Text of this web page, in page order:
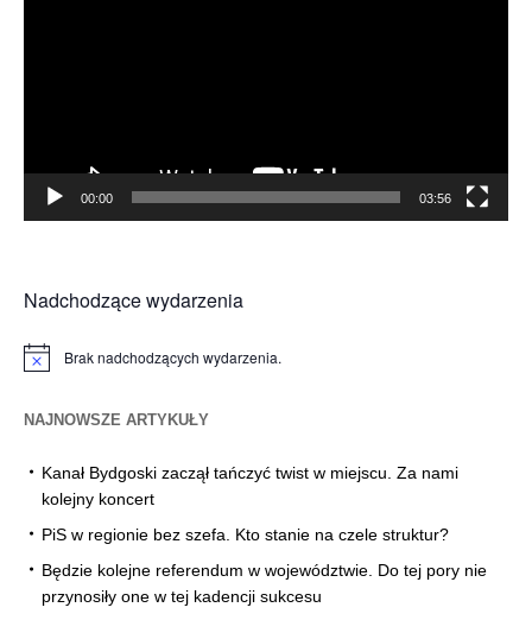
00:00 03:56
Nadchodzące wydarzenia
Powiadomienie
Brak nadchodzących wydarzenia.
NAJNOWSZE ARTYKUŁY
Kanał Bydgoski zaczął tańczyć twist w miejscu. Za nami
kolejny koncert
PiS w regionie bez szefa. Kto stanie na czele struktur?
Będzie kolejne referendum w województwie. Do tej pory nie
przynosiły one w tej kadencji sukcesu